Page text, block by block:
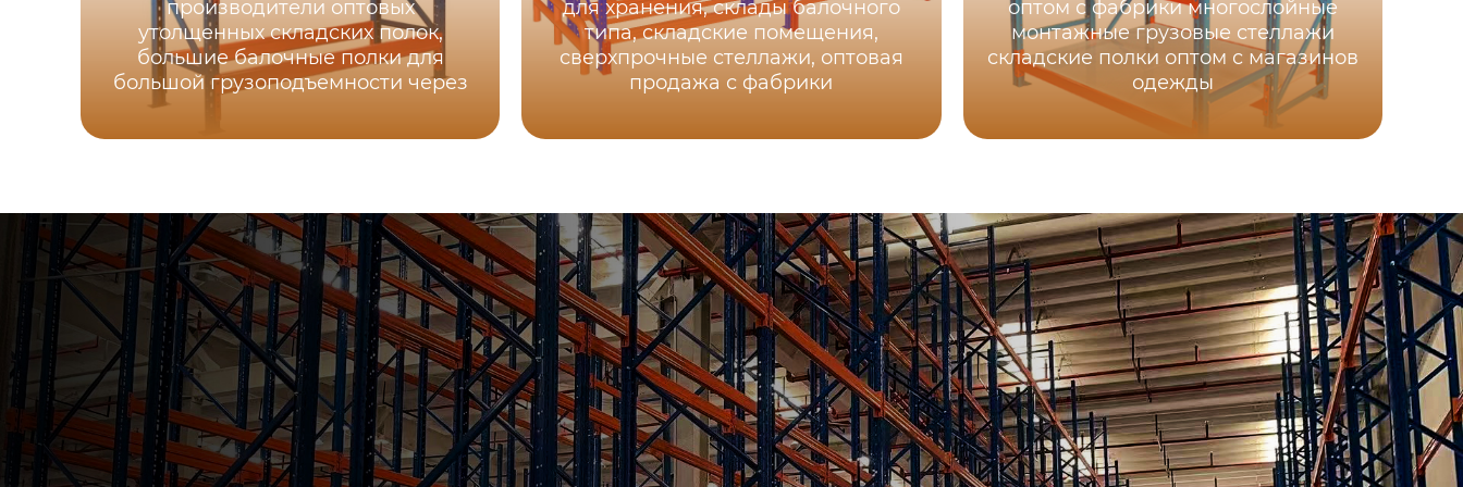
производители оптовых
утолщенных складских полок,
большие балочные полки для
большой грузоподъемности через
для хранения, склады балочного
типа, складские помещения,
сверхпрочные стеллажи, оптовая
продажа с фабрики
оптом с фабрики многослойные
монтажные грузовые стеллажи
складские полки оптом с магазинов
одежды